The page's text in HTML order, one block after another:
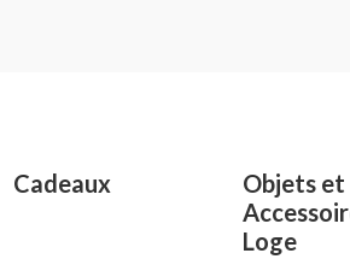
Cadeaux
Objets et
Loge